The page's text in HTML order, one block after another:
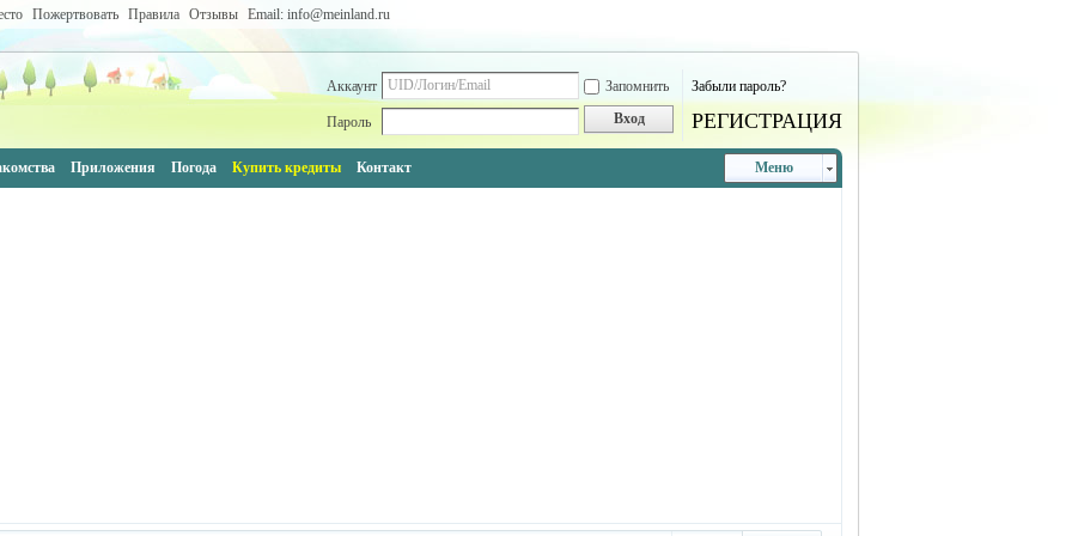
Пожертвовать Правила Отзывы Email: info@meinland.ru
Аккаунт Запомнить Забыли пароль?
Пароль Вход РЕГИСТРАЦИЯ
Меню
Приложения Погода Купить кредиты Контакт